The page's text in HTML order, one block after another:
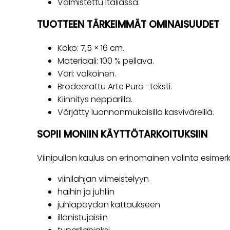
TUOTTEEN TÄRKEIMMÄT OMINAISUUDET
Koko: 7,5 × 16 cm.
Materiaali: 100 % pellava.
Väri: valkoinen.
Brodeerattu Arte Pura -teksti.
Kiinnitys nepparilla.
Värjätty luonnonmukaisilla kasviväreillä.
SOPII MONIIN KÄYTTÖTARKOITUKSIIN
Viinipullon kaulus on erinomainen valinta
viinilahjan viimeistelyyn
häihin ja juhliin
juhlapöydän kattaukseen
illanistujaisiin